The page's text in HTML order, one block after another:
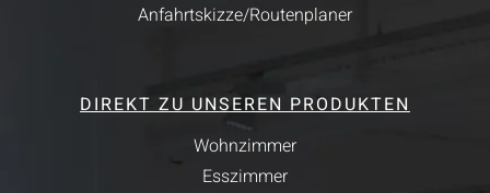
Anfahrtskizze/Routenplaner
DIREKT ZU UNSEREN PRODUKTEN
Wohnzimmer
Esszimmer